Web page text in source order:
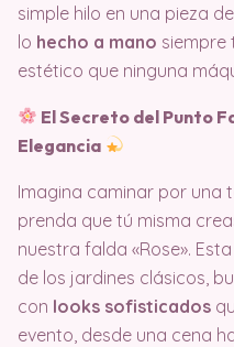
simple hilo en una pieza
lo hecho a mano siempre
estético que ninguna
El Secreto del Punto
Elegancia
Imagina caminar por una
prenda que tú misma
nuestra falda «Rose».
de los jardines clásicos,
con looks sofisticados
evento, desde una cena